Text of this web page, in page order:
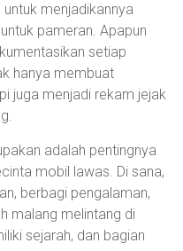
menjadikannya
pameran. Apapun
setiap
hanya membuat
juga menjadi rekam jejak
adalah pentingnya
mobil lawas. Di sana,
berbagi pengalaman,
malang melintang di
sejarah, dan bagian